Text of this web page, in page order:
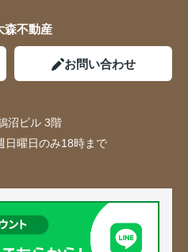
森不動産
お問い合わせ
沼ビル 3階
曜日のみ18時まで